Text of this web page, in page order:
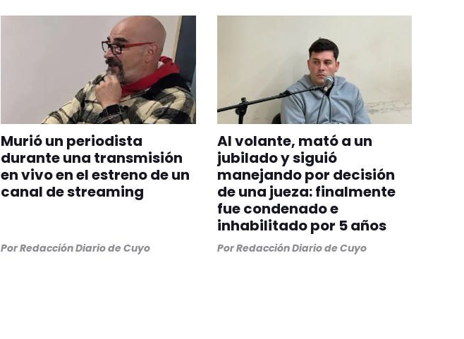
Murió un periodista
durante una transmisión
en vivo en el estreno de un
canal de streaming
PorRedacción Diario de Cuyo
Al volante, mató a un
jubilado y siguió
manejando por decisión
de una jueza: finalmente
fue condenado e
inhabilitado por 5 años
PorRedacción Diario de Cuyo